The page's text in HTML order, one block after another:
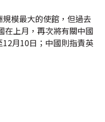
模最大的使館，但過去
在上月，再次將有關中國
月10日；中國則指責英